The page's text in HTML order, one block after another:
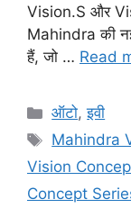
Vision.S और
Mahindra की नई
हैं, जो … Read
Categories
ऑटो,इवी
Tags
Mahindra
Vision
Concept